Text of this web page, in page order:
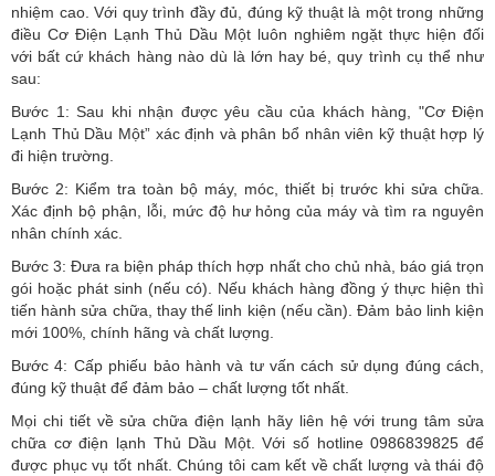
nhiệm cao. Với quy trình đầy đủ, đúng kỹ thuật là một trong những
điều Cơ Điện Lạnh Thủ Dầu Một luôn nghiêm ngặt thực hiện đối
với bất cứ khách hàng nào dù là lớn hay bé, quy trình cụ thể như
sau:
Bước 1: Sau khi nhận được yêu cầu của khách hàng, "Cơ Điện
Lạnh Thủ Dầu Một” xác định và phân bổ nhân viên kỹ thuật hợp lý
đi hiện trường.
Bước 2: Kiểm tra toàn bộ máy, móc, thiết bị trước khi sửa chữa.
Xác định bộ phận, lỗi, mức độ hư hỏng của máy và tìm ra nguyên
nhân chính xác.
Bước 3: Đưa ra biện pháp thích hợp nhất cho chủ nhà, báo giá trọn
gói hoặc phát sinh (nếu có). Nếu khách hàng đồng ý thực hiện thì
tiến hành sửa chữa, thay thế linh kiện (nếu cần). Đảm bảo linh kiện
mới 100%, chính hãng và chất lượng.
Bước 4: Cấp phiếu bảo hành và tư vấn cách sử dụng đúng cách,
đúng kỹ thuật để đảm bảo – chất lượng tốt nhất.
Mọi chi tiết về sửa chữa điện lạnh hãy liên hệ với trung tâm sửa
chữa cơ điện lạnh Thủ Dầu Một. Với số hotline 0986839825 để
được phục vụ tốt nhất. Chúng tôi cam kết về chất lượng và thái độ